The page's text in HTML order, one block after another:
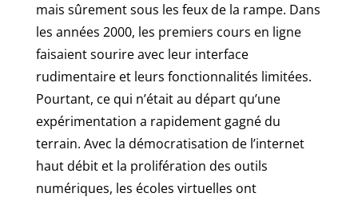
mais sûrement sous les feux de la rampe. Dans
les années 2000, les premiers cours en ligne
faisaient sourire avec leur interface
rudimentaire et leurs fonctionnalités limitées.
Pourtant, ce qui n’était au départ qu’une
expérimentation a rapidement gagné du
terrain. Avec la démocratisation de l’internet
haut débit et la prolifération des outils
numériques, les écoles virtuelles ont